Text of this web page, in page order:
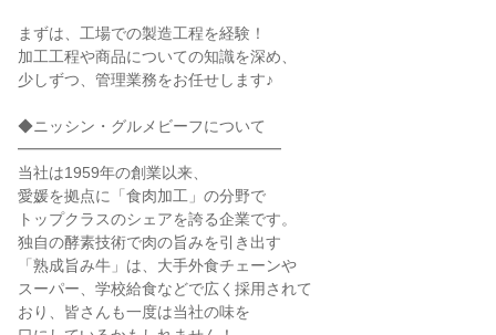
まずは、工場での製造工程を経験！
加工工程や商品についての知識を深め、
少しずつ、管理業務をお任せします♪
◆ニッシン・グルメビーフについて
━━━━━━━━━━━━━━━━━
当社は1959年の創業以来、
愛媛を拠点に「食肉加工」の分野で
トップクラスのシェアを誇る企業です。
独自の酵素技術で肉の旨みを引き出す
「熟成旨み牛」は、大手外食チェーンや
スーパー、学校給食などで広く採用されて
おり、皆さんも一度は当社の味を